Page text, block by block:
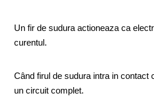
Un fir de sudura actioneaza ca
curentul.
Când firul de sudura intra in contact
un circuit complet.